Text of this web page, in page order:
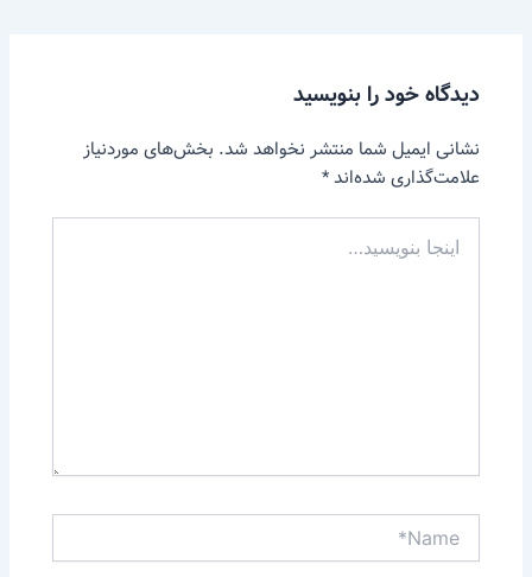
دیدگاه‌ خود را بنویسید
نشانی ایمیل شما منتشر نخواهد شد. بخش‌های موردنیاز
علامت‌گذاری شده‌اند*
بنویسید…